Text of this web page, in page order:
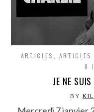
ARTICLES ARTICLES
8
JE NE
BY